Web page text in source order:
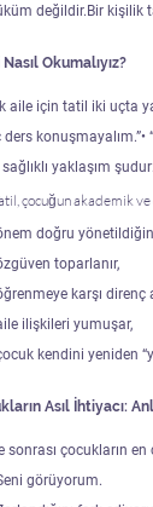
değildir.Bir kişilik
Okumalıyız?
aile için tatil iki uçta
ders konuşmayalım.”•
yaklaşım şudur:
çocuğun akademik
doğru
toparlanır,
karşı direnç
ilişkileri yumuşar,
kendini yeniden
Asıl İhtiyacı:
sonrası çocukların
görüyorum.